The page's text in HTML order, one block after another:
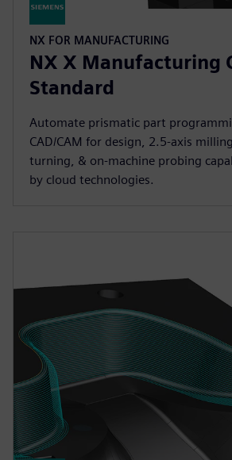
NX FOR MANUFACTURING
NX X Manufacturing
Standard
Automate prismatic part
CAD/CAM for design, 2.5-axis
turning, & on-machine probing
by cloud technologies.